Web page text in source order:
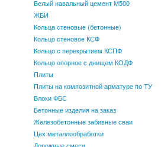
Белый навальный цемент М500
ЖБИ
Кольца стеновые (бетонные)
Кольцо стеновое КСФ
Кольцо с перекрытием КСПФ
Кольцо опорное с днищем КОДФ
Плиты
Плиты на композитной арматуре по ТУ
Блоки ФБС
Бетонные изделия на заказ
Железобетонные забивные сваи
Цех металлообработки